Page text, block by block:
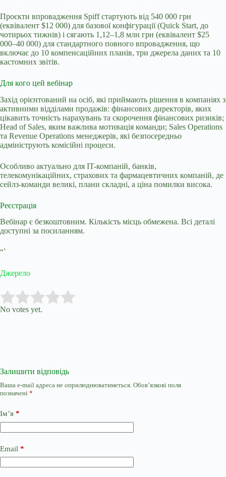
Проєкти впровадження Spiff стартують від 540 000 грн
(еквівалент $12 000) для базової конфігурації (Quick Start, до
чотирьох тижнів) і сягають 1,12–1,8 млн грн (еквівалент $25
000–40 000) для стандартного повного впровадження, що
включає до 10 компенсаційних планів, три джерела даних та 10
кастомних звітів.
Для кого цей вебінар
Захід орієнтований на осіб, які приймають рішення в компаніях з
активними відділами продажів: фінансових директорів, яких
цікавить точність нарахувань та скорочення фінансових ризиків;
Head of Sales, яким важлива мотивація команди; Sales Operations
та Revenue Operations менеджерів, які безпосередньо
адмініструють комісійні процеси.
Особливо актуально для IT-компаній, банків,
телекомунікаційних, страхових та фармацевтичних компаній, де
сейлз-команди великі, плани складні, а ціна помилки висока.
Реєстрація
Вебінар є безкоштовним. Кількість місць обмежена. Всі деталі
доступні за посиланням.
“`
Джерело
Rate this item:
No votes yet.
Залишити відповідь
Ваша e-mail адреса не оприлюднюватиметься. Обов’язкові поля
позначені *
Ім’я *
Email *